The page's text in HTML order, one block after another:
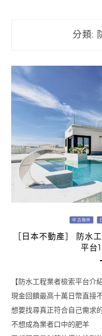
分類:
中古物件
［日本不動產］ 防水
平台
【防水工程業者檢索平台介紹
現金回饋最高十萬日幣直接
想要找尋真正符合自己需求
不想成為業者口中的肥羊